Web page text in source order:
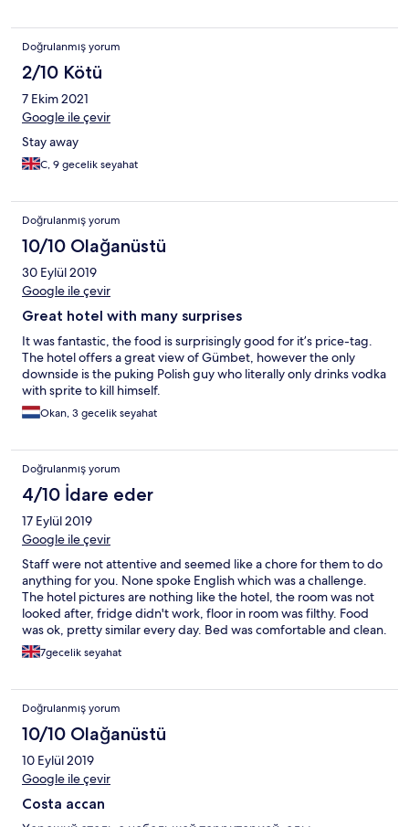
Doğrulanmış yorum
2/10 Kötü
7 Ekim 2021
Google ile çevir
Stay away
C, 9 gecelik seyahat
Doğrulanmış yorum
10/10 Olağanüstü
30 Eylül 2019
Google ile çevir
Great hotel with many surprises
It was fantastic, the food is surprisingly good for it’s price-tag.
The hotel offers a great view of Gümbet, however the only
downside is the puking Polish guy who literally only drinks vodka
with sprite to kill himself.
Okan, 3 gecelik seyahat
Doğrulanmış yorum
4/10 İdare eder
17 Eylül 2019
Google ile çevir
Staff were not attentive and seemed like a chore for them to do
anything for you. None spoke English which was a challenge.
The hotel pictures are nothing like the hotel, the room was not
looked after, fridge didn't work, floor in room was filthy. Food
was ok, pretty similar every day. Bed was comfortable and clean.
Pool was ok a bit smaller than expected.
7gecelik seyahat
Doğrulanmış yorum
10/10 Olağanüstü
10 Eylül 2019
Google ile çevir
Costa accan